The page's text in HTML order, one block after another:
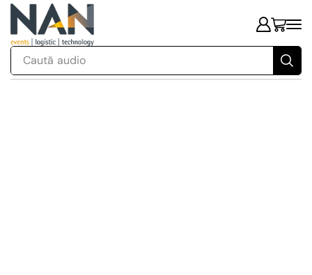
Caută audio